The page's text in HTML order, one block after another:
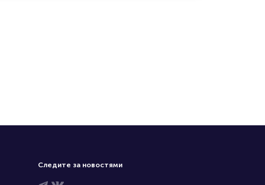
Следите за новостями